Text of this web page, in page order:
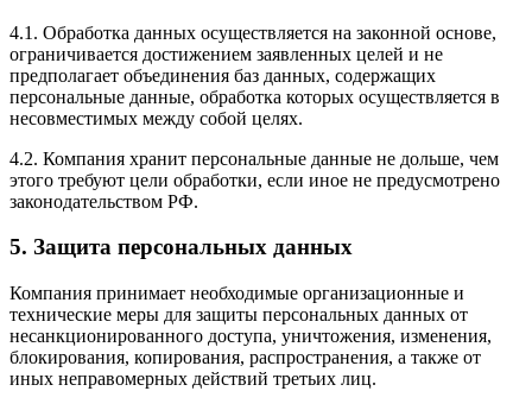
4.1. Обработка данных осуществляется на законной основе,
ограничивается достижением заявленных целей и не
предполагает объединения баз данных, содержащих
персональные данные, обработка которых осуществляется в
несовместимых между собой целях.
4.2. Компания хранит персональные данные не дольше, чем
этого требуют цели обработки, если иное не предусмотрено
законодательством РФ.
5. Защита персональных данных
Компания принимает необходимые организационные и
технические меры для защиты персональных данных от
несанкционированного доступа, уничтожения, изменения,
блокирования, копирования, распространения, а также от
иных неправомерных действий третьих лиц.